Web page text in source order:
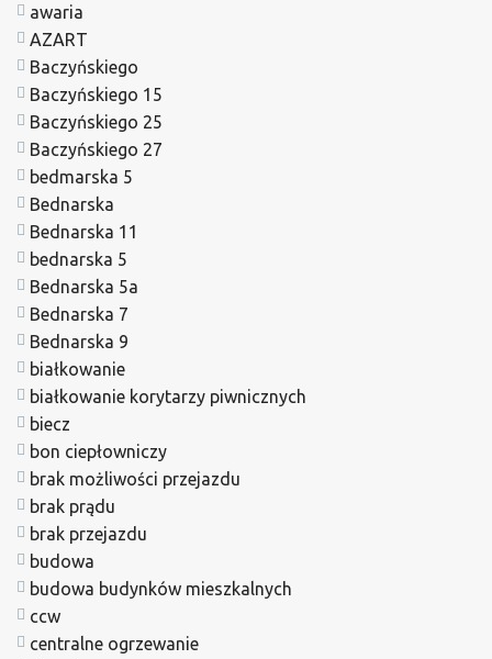
awaria
AZART
Baczyńskiego
Baczyńskiego 15
Baczyńskiego 25
Baczyńskiego 27
bedmarska 5
Bednarska
Bednarska 11
bednarska 5
Bednarska 5a
Bednarska 7
Bednarska 9
białkowanie
białkowanie korytarzy piwnicznych
biecz
bon ciepłowniczy
brak możliwości przejazdu
brak prądu
brak przejazdu
budowa
budowa budynków mieszkalnych
ccw
centralne ogrzewanie